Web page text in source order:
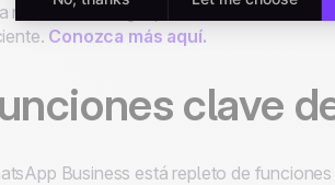
noCRM se integra perfectamente con
Conozca más aquí.
clave
Business está repleto de